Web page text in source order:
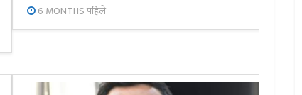
6 MONTHS पहिले